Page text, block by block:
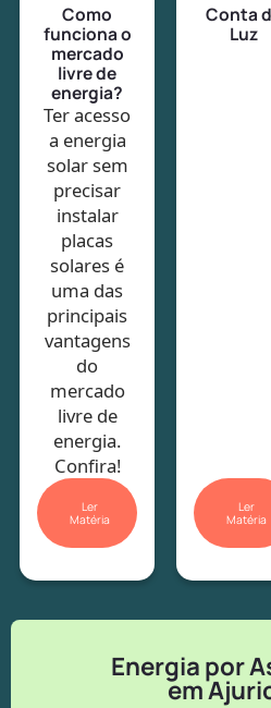
Como
funciona o
mercado
livre de
energia?
Ter acesso
a energia
solar sem
precisar
instalar
placas
solares é
uma das
principais
vantagens
do
mercado
livre de
energia.
Confira!
Ler
Matéria
Conta
Luz
Ler
Matéria
Energia por
em